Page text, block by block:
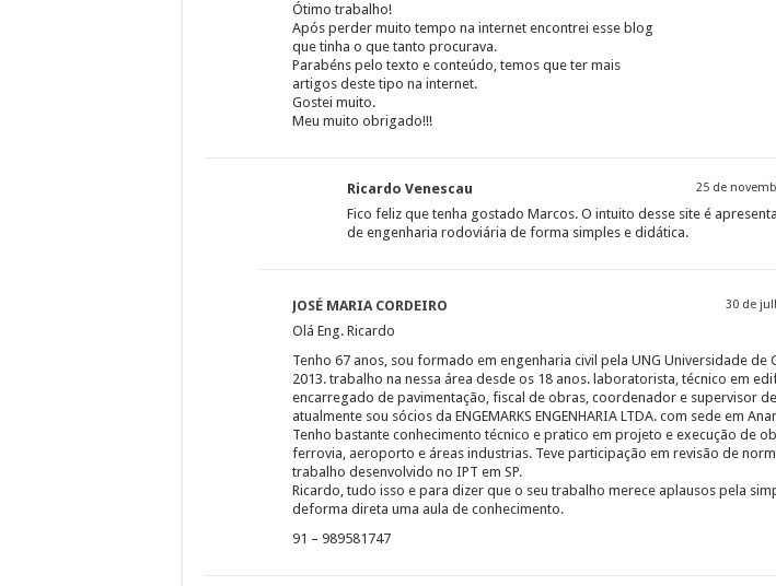
Ótimo trabalho!
Após perder muito tempo na internet encontrei esse blog
que tinha o que tanto procurava.
Parabéns pelo texto e conteúdo, temos que ter mais
artigos deste tipo na internet.
Gostei muito.
Meu muito obrigado!!!
Ricardo Venescau 25 de
Fico feliz que tenha gostado Marcos. O intuito desse site é
de engenharia rodoviária de forma simples e didática.
JOSÉ MARIA CORDEIRO 30 de
Olá Eng. Ricardo
Tenho 67 anos, sou formado em engenharia civil pela UNG Universidade de
2013. trabalho na nessa área desde os 18 anos. laboratorista, técnico em
encarregado de pavimentação, fiscal de obras, coordenador e supervisor
atualmente sou sócios da ENGEMARKS ENGENHARIA LTDA. com sede em
Tenho bastante conhecimento técnico e pratico em projeto e execução de
ferrovia, aeroporto e áreas industrias. Teve participação em revisão de
trabalho desenvolvido no IPT em SP.
Ricardo, tudo isso e para dizer que o seu trabalho merece aplausos pela
deforma direta uma aula de conhecimento.
91 – 989581747